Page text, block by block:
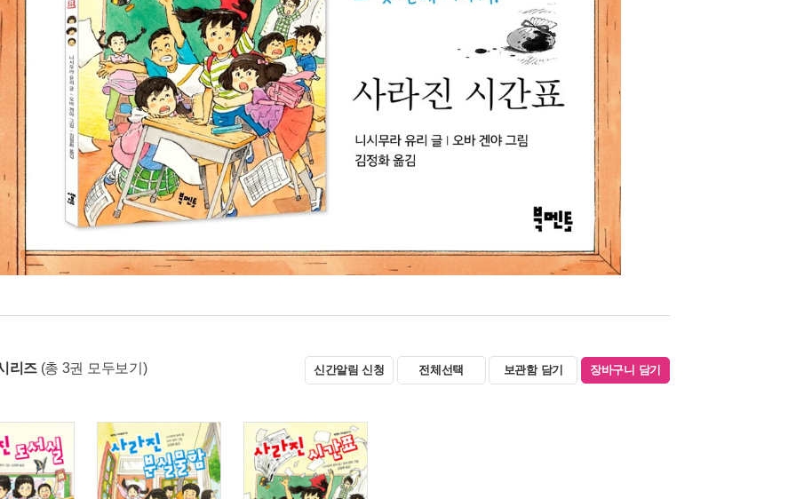
리즈 (총 3권 모두보기) 신간알림 신청 전체선택 보관함 담기 장바구니 담기